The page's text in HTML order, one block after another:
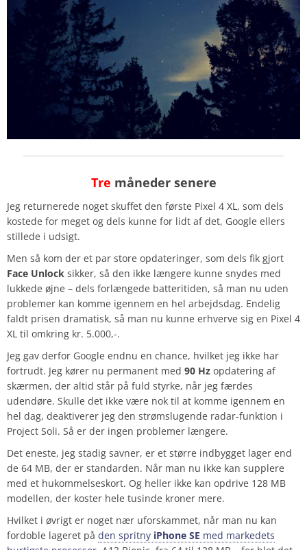
Tre måneder senere
Jeg returnerede noget skuffet den første Pixel 4 XL, som dels
kostede for meget og dels kunne for lidt af det, Google ellers
stillede i udsigt.
Men så kom der et par store opdateringer, som dels fik gjort
Face Unlock sikker, så den ikke længere kunne snydes med
lukkede øjne – dels forlængede batteritiden, så man nu uden
problemer kan komme igennem en hel arbejdsdag. Endelig
faldt prisen dramatisk, så man nu kunne erhverve sig en Pixel 4
XL til omkring kr. 5.000,-.
Jeg gav derfor Google endnu en chance, hvilket jeg ikke har
fortrudt. Jeg kører nu permanent med 90 Hz opdatering af
skærmen, der altid står på fuld styrke, når jeg færdes
udendøre. Skulle det ikke være nok til at komme igennem en
hel dag, deaktiverer jeg den strømslugende radar-funktion i
Project Soli. Så er der ingen problemer længere.
Det eneste, jeg stadig savner, er et større indbygget lager end
de 64 MB, der er standarden. Når man nu ikke kan supplere
med et hukommelseskort. Og heller ikke kan opdrive 128 MB
modellen, der koster hele tusinde kroner mere.
Hvilket i øvrigt er noget nær uforskammet, når man nu kan
fordoble lageret på den spritny iPhone SE med markedets